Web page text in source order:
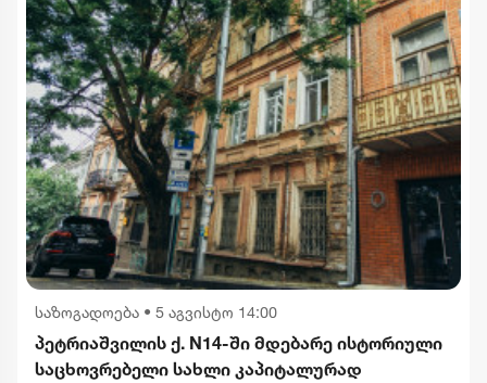
საზოგადოება • 5 აგვისტო 14:00
პეტრიაშვილის ქ. N14-ში მდებარე ისტორიული
საცხოვრებელი სახლი კაპიტალურად